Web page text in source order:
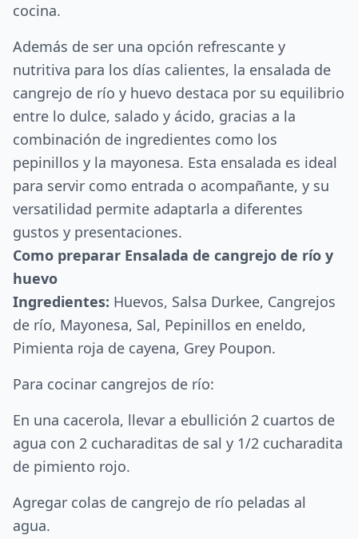
cocina.
Además de ser una opción refrescante y
nutritiva para los días calientes, la ensalada de
cangrejo de río y huevo destaca por su equilibrio
entre lo dulce, salado y ácido, gracias a la
combinación de ingredientes como los
pepinillos y la mayonesa. Esta ensalada es ideal
para servir como entrada o acompañante, y su
versatilidad permite adaptarla a diferentes
gustos y presentaciones.
Como preparar Ensalada de cangrejo de río y
huevo
Ingredientes: Huevos, Salsa Durkee, Cangrejos
de río, Mayonesa, Sal, Pepinillos en eneldo,
Pimienta roja de cayena, Grey Poupon.
Para cocinar cangrejos de río:
En una cacerola, llevar a ebullición 2 cuartos de
agua con 2 cucharaditas de sal y 1/2 cucharadita
de pimiento rojo.
Agregar colas de cangrejo de río peladas al
agua.